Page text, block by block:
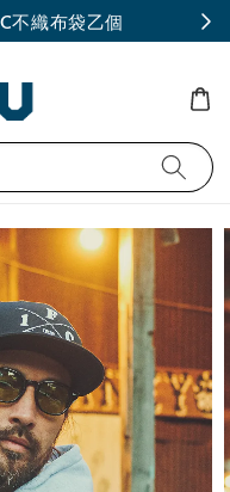
不織布袋乙個